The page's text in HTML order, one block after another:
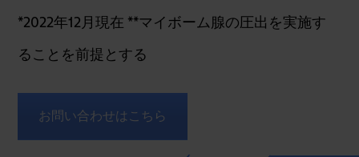
*2022年12月現在 **マイボーム腺の圧出を実施す
ることを前提とする
お問い合わせはこちら